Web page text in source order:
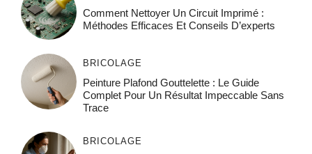
Comment Nettoyer Un Circuit Imprimé :
Méthodes Efficaces Et Conseils D’experts
BRICOLAGE
Peinture Plafond Gouttelette : Le Guide
Complet Pour Un Résultat Impeccable Sans
Trace
BRICOLAGE